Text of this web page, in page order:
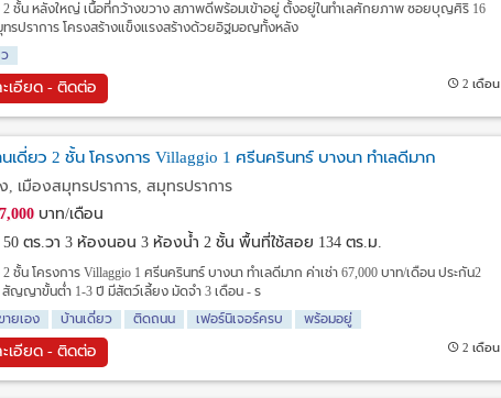
2 ชั้น หลังใหญ่ เนื้อที่กว้างขวาง สภาพดีพร้อมเข้าอยู่ ตั้งอยู่ในทำเลศักยภาพ ซอยบุญศิริ 16
รปราการ โครงสร้างแข็งแรงสร้างด้วยอิฐมอญทั้งหลัง
เอียด - ติดต่อ 2 เดือน
นเดี่ยว 2 ชั้น โครงการ Villaggio 1 ศรีนครินทร์ บางนา ทำเลดีมาก
, เมืองสมุทรปราการ, สมุทรปราการ
บาท/เดือน
ตร.วา 3 ห้องนอน 3 ห้องน้ำ 2 ชั้น พื้นที่ใช้สอย 134 ตร.ม.
ชั้น โครงการ Villaggio 1 ศรีนครินทร์ บางนา ทำเลดีมาก ค่าเช่า 67,000 บาท/เดือน ประกัน2
สัญญาขั้นต่ำ 1-3 ปี มีสัตว์เลี้ยง มัดจำ 3 เดือน - ร
ายเอง
บ้านเดี่ยว ติดถนน เฟอร์นิเจอร์ครบ พร้อมอยู่
เอียด - ติดต่อ 2 เดือน